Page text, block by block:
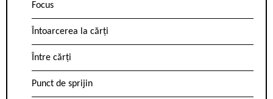
Focus
Întoarcerea la cărți
Între cărți
Punct de sprijin